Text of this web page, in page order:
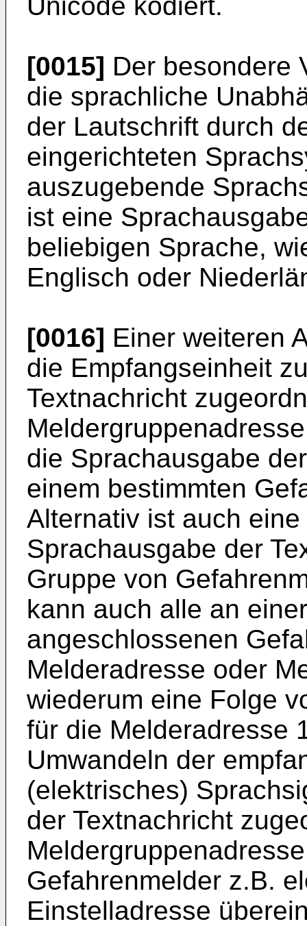
[0015] Der besondere
die sprachliche
der Lautschrift durch
eingerichteten
auszugebende
ist eine
beliebigen Sprache,
Englisch oder
[0016] Einer weiteren
die Empfangseinheit
Textnachricht
die Sprachausgabe
einem bestimmten
Alternativ ist auch
Sprachausgabe der
Gruppe von
kann auch alle an
angeschlossenen
Melderadresse oder
wiederum eine Folge
für die Melderadresse
Umwandeln der
(elektrisches)
der Textnachricht
Gefahrenmelder z.B.
Einstelladresse